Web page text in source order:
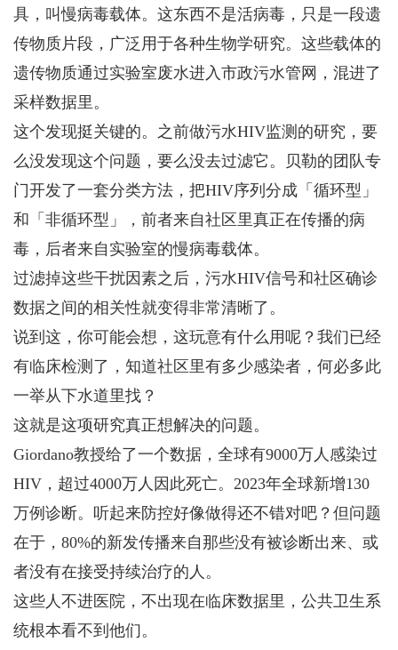
具，叫慢病毒载体。这东西不是活病毒，只是一段遗
传物质片段，广泛用于各种生物学研究。这些载体的
遗传物质通过实验室废水进入市政污水管网，混进了
采样数据里。
这个发现挺关键的。之前做污水HIV监测的研究，要
么没发现这个问题，要么没去过滤它。贝勒的团队专
门开发了一套分类方法，把HIV序列分成「循环型」
和「非循环型」，前者来自社区里真正在传播的病
毒，后者来自实验室的慢病毒载体。
过滤掉这些干扰因素之后，污水HIV信号和社区确诊
数据之间的相关性就变得非常清晰了。
说到这，你可能会想，这玩意有什么用呢？我们已经
有临床检测了，知道社区里有多少感染者，何必多此
一举从下水道里找？
这就是这项研究真正想解决的问题。
Giordano教授给了一个数据，全球有9000万人感染过
HIV，超过4000万人因此死亡。2023年全球新增130
万例诊断。听起来防控好像做得还不错对吧？但问题
在于，80%的新发传播来自那些没有被诊断出来、或
者没有在接受持续治疗的人。
这些人不进医院，不出现在临床数据里，公共卫生系
统根本看不到他们。